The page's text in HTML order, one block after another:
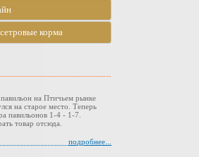
корма
на Птичьем рынке
на старое место. Теперь
павильонов 1-4 - 1-7.
товар отсюда.
подробнее...